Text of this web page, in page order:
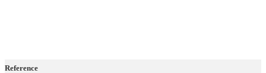
Reference